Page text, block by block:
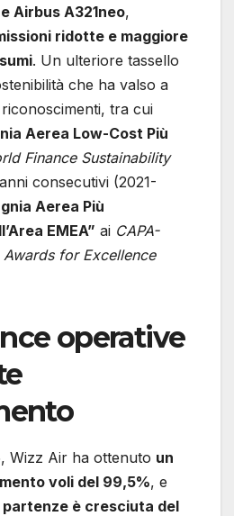
Airbus A321neo,
ridotte e maggiore
. Un ulteriore tassello
che ha valso a
tra cui
Aerea Low-Cost Più
Finance Sustainability
consecutivi (2021-
Aerea Più
EMEA” ai CAPA-
for Excellence
operative
Wizz Air ha ottenuto un
voli del 99,5%, e
è cresciuta del